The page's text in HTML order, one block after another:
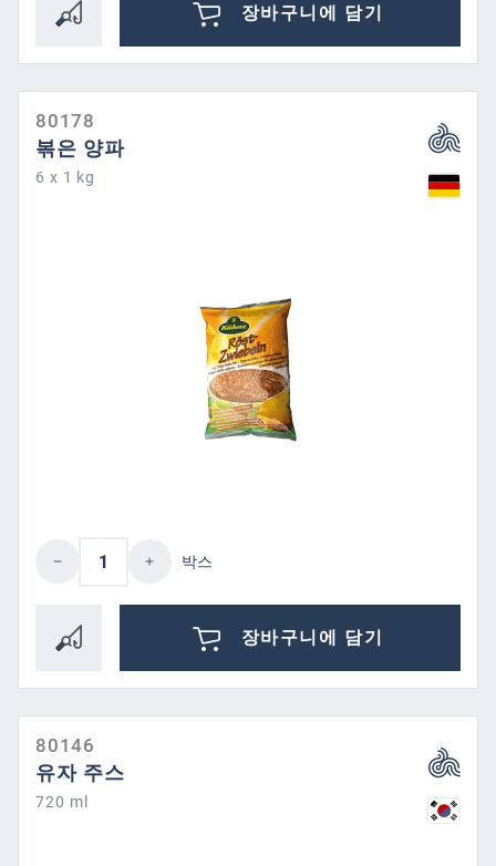
장바구니에 담기
80178
볶은 양파
6 x 1 kg
제품 수량: 원하는 값을 입력하거나 버튼
박스
장바구니에 담기
80146
유자 주스
720 ml